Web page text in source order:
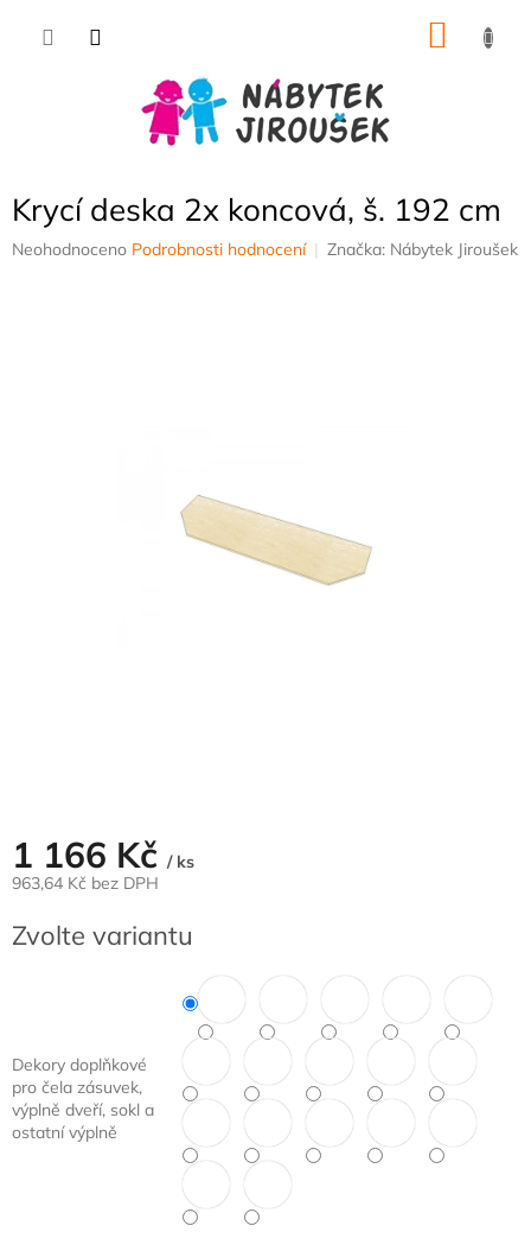
Krycí deska 2x koncová, š. 192 cm
Průměrné
Neohodnoceno Podrobnosti hodnocení Značka: Nábytek Jiroušek
1 166 Kč / ks
963,64 Kč bez DPH
cena:
Zvolte variantu
Dekory doplňkové
pro čela zásuvek,
výplně dveří, sokl a
ostatní výplně